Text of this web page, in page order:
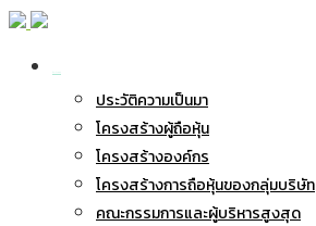
ประวัติความเป็นมา
โครงสร้างผู้ถือหุ้น
โครงสร้างองค์กร
โครงสร้างการถือหุ้นของกลุ่มบริษัท
คณะกรรมการและผู้บริหารสูงสุด